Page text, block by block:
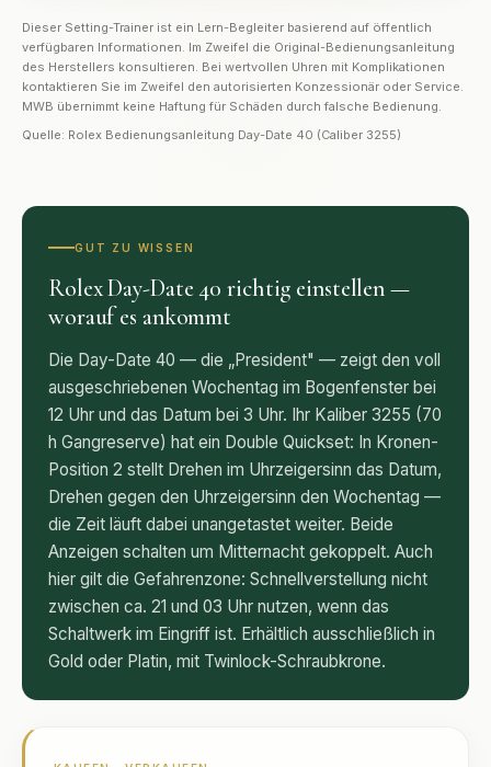
Dieser Setting-Trainer ist ein Lern-Begleiter basierend auf öffentlich
verfügbaren Informationen. Im Zweifel die Original-Bedienungsanleitung
des Herstellers konsultieren. Bei wertvollen Uhren mit Komplikationen
kontaktieren Sie im Zweifel den autorisierten Konzessionär oder Service.
MWB übernimmt keine Haftung für Schäden durch falsche Bedienung.
Quelle: Rolex Bedienungsanleitung Day-Date 40 (Caliber 3255)
GUT ZU WISSEN
Rolex Day-Date 40 richtig einstellen —
worauf es ankommt
Die Day-Date 40 — die „President" — zeigt den voll
ausgeschriebenen Wochentag im Bogenfenster bei
12 Uhr und das Datum bei 3 Uhr. Ihr Kaliber 3255 (70
h Gangreserve) hat ein Double Quickset: In Kronen-
Position 2 stellt Drehen im Uhrzeigersinn das Datum,
Drehen gegen den Uhrzeigersinn den Wochentag —
die Zeit läuft dabei unangetastet weiter. Beide
Anzeigen schalten um Mitternacht gekoppelt. Auch
hier gilt die Gefahrenzone: Schnellverstellung nicht
zwischen ca. 21 und 03 Uhr nutzen, wenn das
Schaltwerk im Eingriff ist. Erhältlich ausschließlich in
Gold oder Platin, mit Twinlock-Schraubkrone.